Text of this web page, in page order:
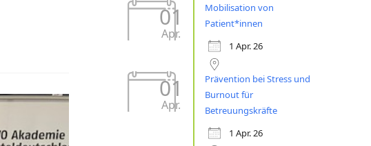
01
Apr.
Mobilisation von
Patient*innen
1 Apr. 26
01
Apr.
Prävention bei Stress und
Burnout für
Betreuungskräfte
1 Apr. 26